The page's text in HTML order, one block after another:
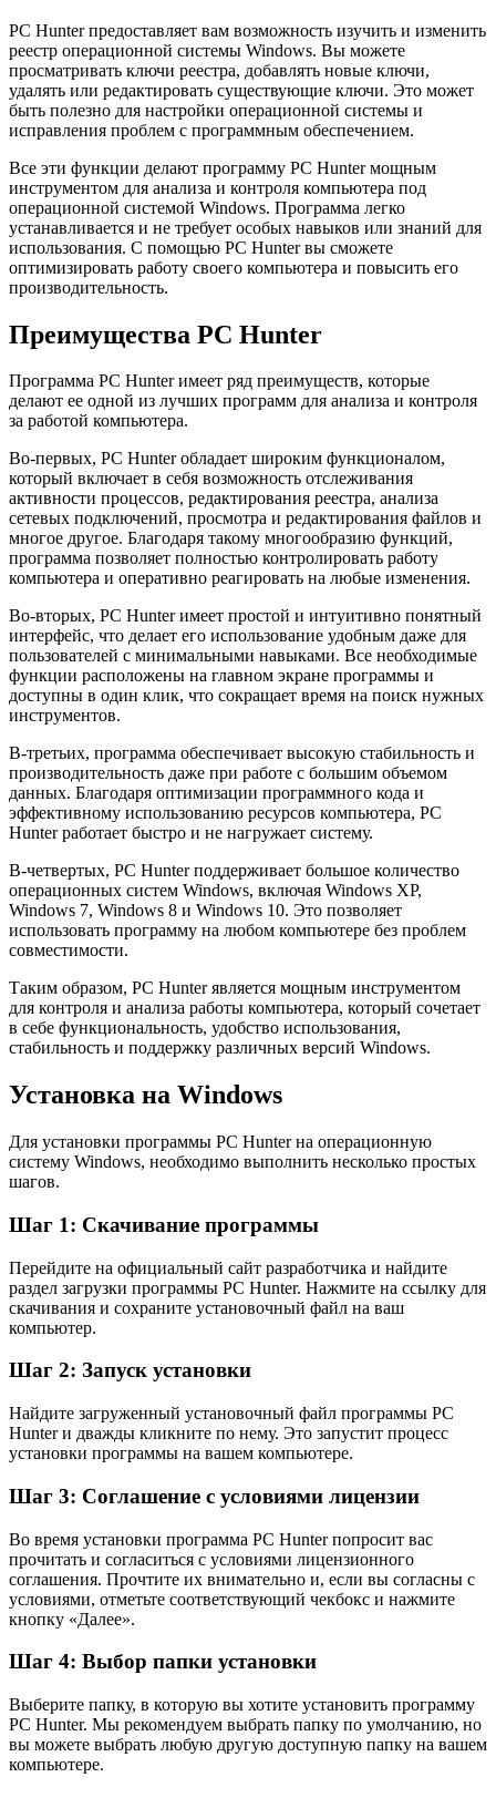
PC Hunter предоставляет вам возможность изучить и изменить
реестр операционной системы Windows. Вы можете
просматривать ключи реестра, добавлять новые ключи,
удалять или редактировать существующие ключи. Это может
быть полезно для настройки операционной системы и
исправления проблем с программным обеспечением.
Все эти функции делают программу PC Hunter мощным
инструментом для анализа и контроля компьютера под
операционной системой Windows. Программа легко
устанавливается и не требует особых навыков или знаний для
использования. С помощью PC Hunter вы сможете
оптимизировать работу своего компьютера и повысить его
производительность.
Преимущества PC Hunter
Программа PC Hunter имеет ряд преимуществ, которые
делают ее одной из лучших программ для анализа и контроля
за работой компьютера.
Во-первых, PC Hunter обладает широким функционалом,
который включает в себя возможность отслеживания
активности процессов, редактирования реестра, анализа
сетевых подключений, просмотра и редактирования файлов и
многое другое. Благодаря такому многообразию функций,
программа позволяет полностью контролировать работу
компьютера и оперативно реагировать на любые изменения.
Во-вторых, PC Hunter имеет простой и интуитивно понятный
интерфейс, что делает его использование удобным даже для
пользователей с минимальными навыками. Все необходимые
функции расположены на главном экране программы и
доступны в один клик, что сокращает время на поиск нужных
инструментов.
В-третьих, программа обеспечивает высокую стабильность и
производительность даже при работе с большим объемом
данных. Благодаря оптимизации программного кода и
эффективному использованию ресурсов компьютера, PC
Hunter работает быстро и не нагружает систему.
В-четвертых, PC Hunter поддерживает большое количество
операционных систем Windows, включая Windows XP,
Windows 7, Windows 8 и Windows 10. Это позволяет
использовать программу на любом компьютере без проблем
совместимости.
Таким образом, PC Hunter является мощным инструментом
для контроля и анализа работы компьютера, который сочетает
в себе функциональность, удобство использования,
стабильность и поддержку различных версий Windows.
Установка на Windows
Для установки программы PC Hunter на операционную
систему Windows, необходимо выполнить несколько простых
шагов.
Шаг 1: Скачивание программы
Перейдите на официальный сайт разработчика и найдите
раздел загрузки программы PC Hunter. Нажмите на ссылку для
скачивания и сохраните установочный файл на ваш
компьютер.
Шаг 2: Запуск установки
Найдите загруженный установочный файл программы PC
Hunter и дважды кликните по нему. Это запустит процесс
установки программы на вашем компьютере.
Шаг 3: Соглашение с условиями лицензии
Во время установки программа PC Hunter попросит вас
прочитать и согласиться с условиями лицензионного
соглашения. Прочтите их внимательно и, если вы согласны с
условиями, отметьте соответствующий чекбокс и нажмите
кнопку «Далее».
Шаг 4: Выбор папки установки
Выберите папку, в которую вы хотите установить программу
PC Hunter. Мы рекомендуем выбрать папку по умолчанию, но
вы можете выбрать любую другую доступную папку на вашем
компьютере.